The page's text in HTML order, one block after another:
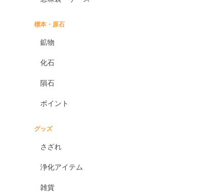
標本・原石
鉱物
化石
隕石
ポイント
グッズ
さざれ
浄化アイテム
雑貨